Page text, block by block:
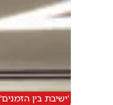
'ישיבת בין הזמנים'